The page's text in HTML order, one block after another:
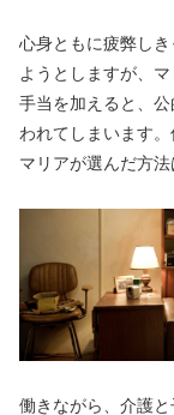
心身ともに疲弊し
ようとしますが、
手当を加えると、
われてしまいます
マリアが選んだ方
働きながら、介護